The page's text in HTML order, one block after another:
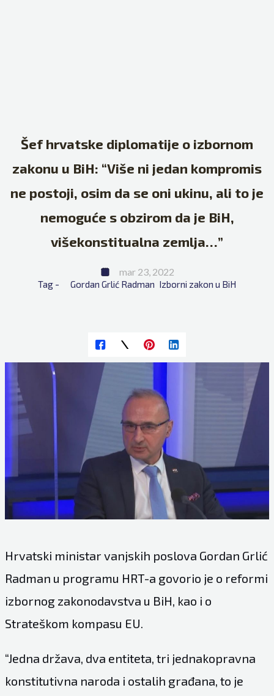
Šef hrvatske diplomatije o izbornom
zakonu u BiH: “Više ni jedan kompromis
ne postoji, osim da se oni ukinu, ali to je
nemoguće s obzirom da je BiH,
višekonstitualna zemlja…”
mar 23, 2022
Tag - Gordan Grlić Radman Izborni zakon u BiH
Hrvatski ministar vanjskih poslova Gordan Grlić
Radman u programu HRT-a govorio je o reformi
izbornog zakonodavstva u BiH, kao i o
Strateškom kompasu EU.
“Jedna država, dva entiteta, tri jednakopravna
konstitutivna naroda i ostalih građana, to je